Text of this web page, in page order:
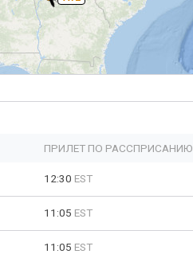
ПРИЛЕТ ПО РАССПРИСАНИЮ
12:30 EST
11:05 EST
11:05 EST